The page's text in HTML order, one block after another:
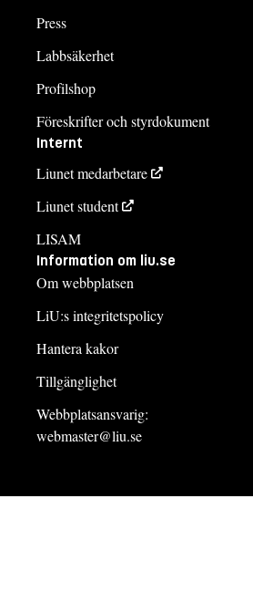
Press
Labbsäkerhet
Profilshop
Föreskrifter och styrdokument
Internt
Liunet medarbetare
Liunet student
LISAM
Information om liu.se
Om webbplatsen
LiU:s integritetspolicy
Hantera kakor
Tillgänglighet
Webbplatsansvarig:
webmaster@liu.se